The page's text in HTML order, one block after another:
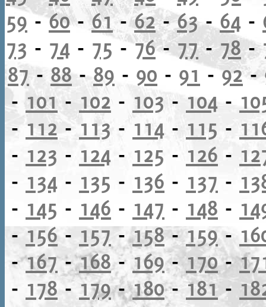
59 -60-61-62-63- 64 -
73 - 74 - 75 -76-77-78-
87 - 88 - 89 - 90 - 91 -92-
-101- 102 - 103- 104 -
- 112-113 - 114 - 115 -
- 123 - 124 - 125 - 126 -
- 134 - 135 - 136 - 137 -
- 145 - 146 - 147 - 148 -
-156-157-158-159-
-167-168-169-170-
- 178 - 179-180-181-